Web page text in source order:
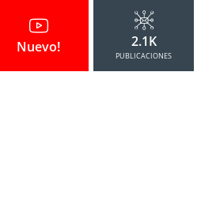
Nuevo! 2.1K
PUBLICACIONES